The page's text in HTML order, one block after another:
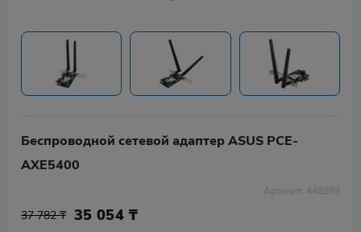
Беспроводной сетевой адаптер ASUS PCE-
AXE5400
Артикул: 448989
37 782 ₸ 35 054 ₸